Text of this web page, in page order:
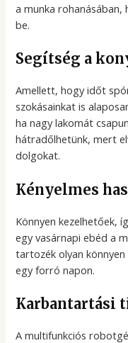
a munka
be.
Segítség a
Amellett, hogy időt
szokásainkat is
ha nagy lakomát
hátradőlhetünk, mert
dolgokat.
Kényelmes
Könnyen kezelhetőek,
egy vasárnapi ebéd a
tartozék olyan
egy forró napon.
Karbantartási
A multifunkciós